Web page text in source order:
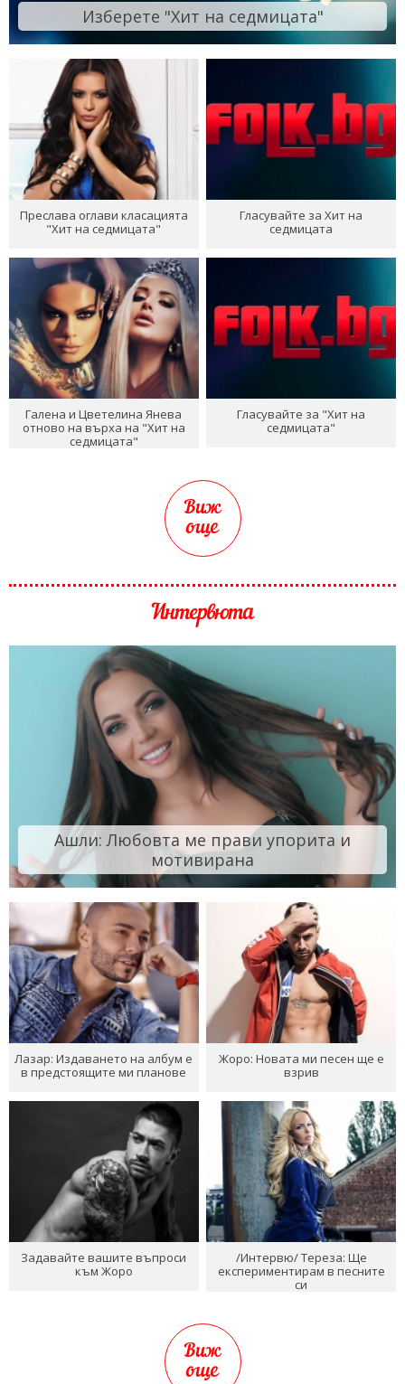
Изберете "Хит на седмицата"
Преслава оглави класацията
"Хит на седмицата"
Гласувайте за Хит на
седмицата
Галена и Цветелина Янева
отново на върха на "Хит на
седмицата"
Гласувайте за "Хит на
седмицата"
Виж
още
Интервюта
Ашли: Любовта ме прави упорита и
мотивирана
Лазар: Издаването на албум е
в предстоящите ми планове
Жоро: Новата ми песен ще е
взрив
Задавайте вашите въпроси
към Жоро
/Интервю/ Тереза: Ще
експериментирам в песните
си
Виж
още